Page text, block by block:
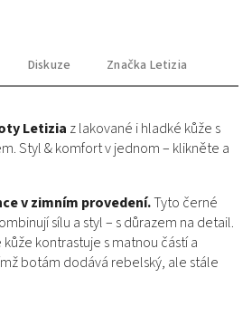
Diskuze Značka Letizia
Letizia z lakované i hladké kůže s
Styl & komfort v jednom – klikněte a
v zimním provedení.Tyto černé
sílu a styl – s důrazem na detail.
kůže kontrastuje s matnou částí a
botám dodává rebelský, ale stále